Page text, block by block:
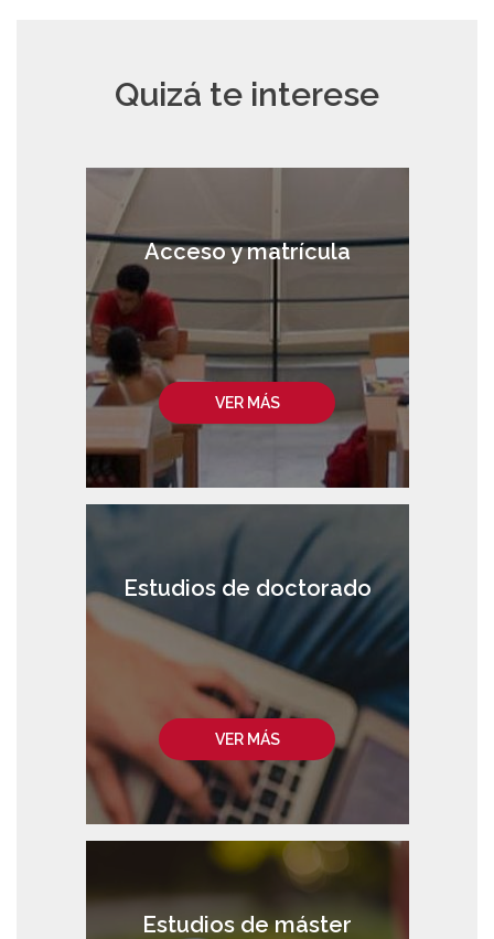
Quizá te interese
VER MÁS
Acceso y matrícula
VER MÁS
Estudios de doctorado
Estudios de máster